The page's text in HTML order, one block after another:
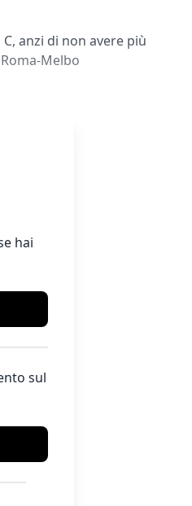
anzi di non avere più
Melbo
hai
sul